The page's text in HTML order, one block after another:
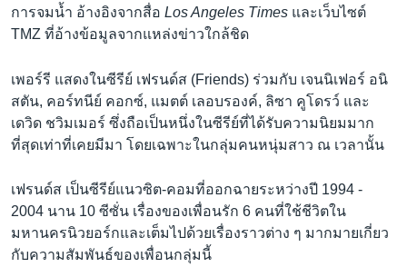
การจมน้ำ อ้างอิงจากสื่อ Los Angeles Times และเว็บไซต์
TMZ ที่อ้างข้อมูลจากแหล่งข่าวใกล้ชิด
เพอร์รี แสดงในซีรีย์ เฟรนด์ส (Friends) ร่วมกับ เจนนิเฟอร์ อนิ
สตัน, คอร์ทนีย์ คอกซ์, แมตต์ เลอบรองค์, ลิซา คูโดรว์ และ
เดวิด ชวิมเมอร์ ซึ่งถือเป็นหนึ่งในซีรีย์ที่ได้รับความนิยมมาก
ที่สุดเท่าที่เคยมีมา โดยเฉพาะในกลุ่มคนหนุ่มสาว ณ เวลานั้น
เฟรนด์ส เป็นซีรีย์แนวซิต-คอมที่ออกฉายระหว่างปี 1994 -
2004 นาน 10 ซีซั่น เรื่องของเพื่อนรัก 6 คนที่ใช้ชีวิตใน
มหานครนิวยอร์กและเต็มไปด้วยเรื่องราวต่าง ๆ มากมายเกี่ยว
กับความสัมพันธ์ของเพื่อนกลุ่มนี้